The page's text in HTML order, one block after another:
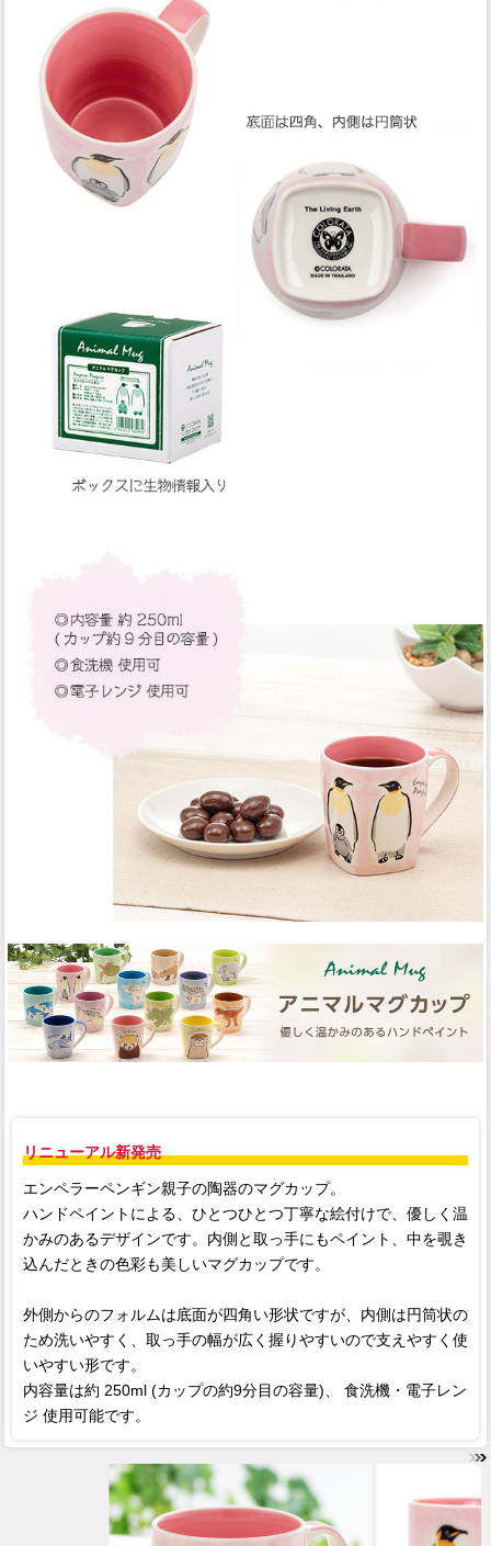
リニューアル新発売
エンペラーペンギン親子の陶器のマグカップ。
ハンドペイントによる、ひとつひとつ丁寧な絵付けで、優しく温
かみのあるデザインです。内側と取っ手にもペイント、中を覗き
込んだときの色彩も美しいマグカップです。
外側からのフォルムは底面が四角い形状ですが、内側は円筒状の
ため洗いやすく、取っ手の幅が広く握りやすいので支えやすく使
いやすい形です。
内容量は約 250ml (カップの約9分目の容量)、 食洗機・電子レン
ジ 使用可能です。